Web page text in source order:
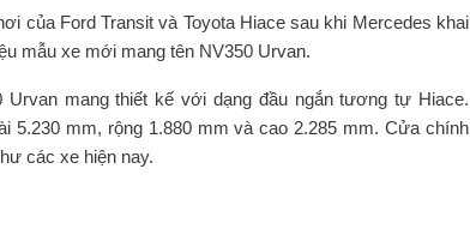
của Ford Transit và Toyota Hiace sau khi Mercedes khai
mẫu xe mới mang tên NV350 Urvan.
mang thiết kế với dạng đầu ngắn tương tự Hiace.
5.230 mm, rộng 1.880 mm và cao 2.285 mm. Cửa chính
các xe hiện nay.